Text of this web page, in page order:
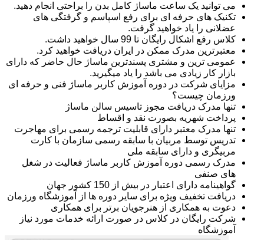
می توانید یک ساعت ماساژ کامل بدن را براحتی انجام دهید.
تکنیک های حرفه ای برای رفع اسپاسم و گرفتگی های
عضلانی را یاد خواهید گرفت.
کلاس رفع اشکال رایگان تا 99 سال خواهید داشت.
معتبرترین مدرک ممکن در ایران دریافت خواهید کرد.
عمومی ترین و مشتری پسندترین ماساژ حال حاضر که دارای
بازار کار زیادی می باشد را یاد میگیرید.
مزایای شرکت در دوره آموزش کاربر ماساژ فنی و حرفه ای
ورزمان چیست؟
تنها مدرک دریافت مجوز تاسیس سالن ماساژ
پرداخت شهریه بصورت نقد و اقساط
تنها مدرک معتبر دارای قابلیت ترجمه رسمی برای مهاجرت
تدریس توسط مربیان با سابقه رسمی سازمان با کارت
مربیگری و دارای سابقه ملی
مدرک رسمی دوره آموزش کاربر ماساژ فعالیت در شغل
های صنفی
گواهینامه دارای اعتبار در بیش از 150 کشور جهان
دریافت تخفیف ویژه برای سایر دوره ها از آموزشگاه ورزمان
دعوت به همکاری از هنرجویان برتر برای همکاری
شرکت رایگان در کلاس در صورت ارائه خدمات مورد نیاز
آموزشگاه